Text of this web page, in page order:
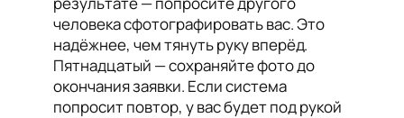
человека сфотографировать вас. Это
надёжнее, чем тянуть руку вперёд.
Пятнадцатый — сохраняйте фото до
окончания заявки. Если система
попросит повтор, у вас будет под рукой